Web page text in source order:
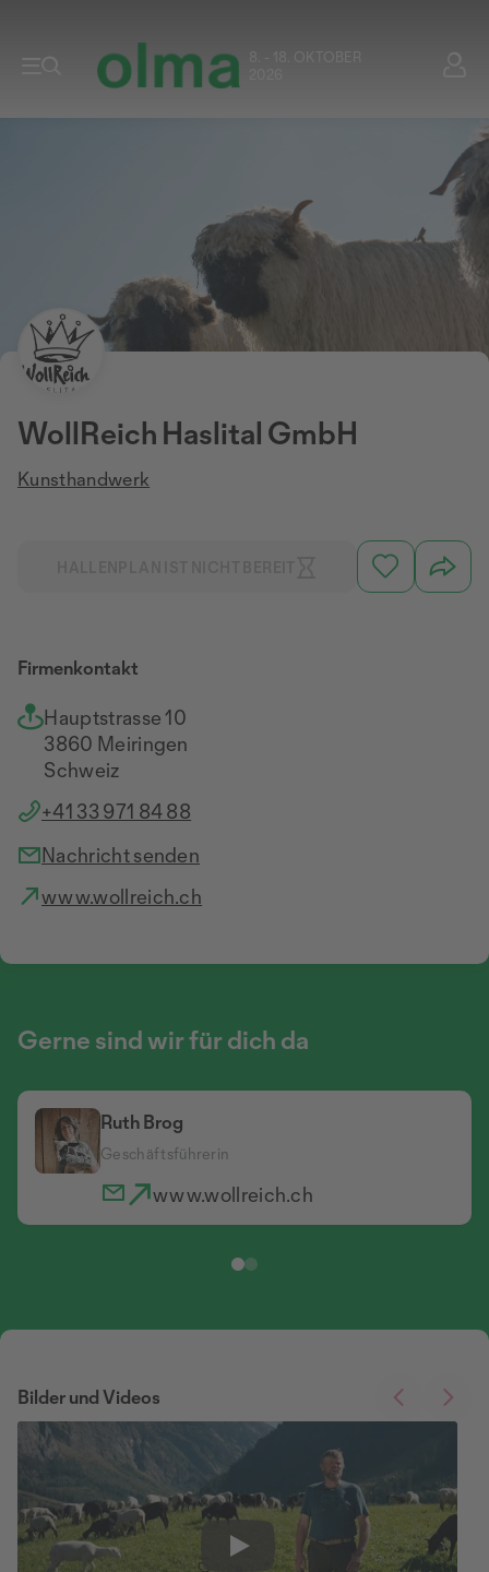
8. - 18. OKTOBER
WollReich Haslital GmbH
Kunsthandwerk
Firmenkontakt
Hauptstrasse 10
3860 Meiringen
Schweiz
+41 33 971 84 88
Nachricht senden
www.wollreich.ch
Gerne sind wir für dich da
Ruth Brog
Geschäftsführerin
www.wollreich.ch
Play
Bilder und Videos